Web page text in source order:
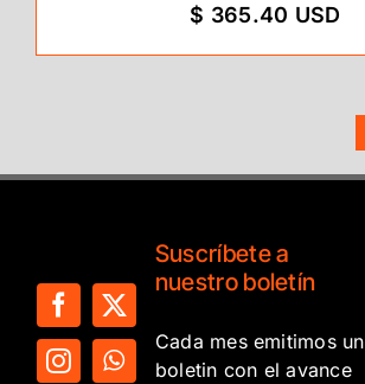
$ 365.40 USD
Suscríbete a
nuestro boletín
Cada mes emitimos un
boletin con el avance